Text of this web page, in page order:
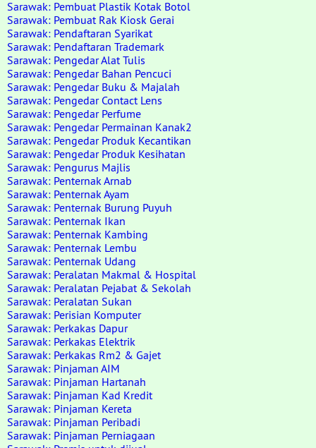
Sarawak: Pembuat Plastik Kotak Botol
Sarawak: Pembuat Rak Kiosk Gerai
Sarawak: Pendaftaran Syarikat
Sarawak: Pendaftaran Trademark
Sarawak: Pengedar Alat Tulis
Sarawak: Pengedar Bahan Pencuci
Sarawak: Pengedar Buku & Majalah
Sarawak: Pengedar Contact Lens
Sarawak: Pengedar Perfume
Sarawak: Pengedar Permainan Kanak2
Sarawak: Pengedar Produk Kecantikan
Sarawak: Pengedar Produk Kesihatan
Sarawak: Pengurus Majlis
Sarawak: Penternak Arnab
Sarawak: Penternak Ayam
Sarawak: Penternak Burung Puyuh
Sarawak: Penternak Ikan
Sarawak: Penternak Kambing
Sarawak: Penternak Lembu
Sarawak: Penternak Udang
Sarawak: Peralatan Makmal & Hospital
Sarawak: Peralatan Pejabat & Sekolah
Sarawak: Peralatan Sukan
Sarawak: Perisian Komputer
Sarawak: Perkakas Dapur
Sarawak: Perkakas Elektrik
Sarawak: Perkakas Rm2 & Gajet
Sarawak: Pinjaman AIM
Sarawak: Pinjaman Hartanah
Sarawak: Pinjaman Kad Kredit
Sarawak: Pinjaman Kereta
Sarawak: Pinjaman Peribadi
Sarawak: Pinjaman Perniagaan